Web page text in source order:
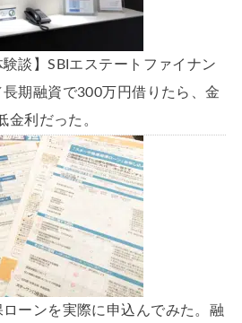
験談】SBIエステートファイナン
期融資で300万円借りたら、金
金利だった。
ローンを実際に申込んでみた。融